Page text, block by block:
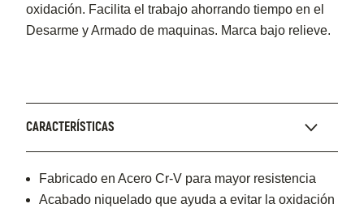
oxidación. Facilita el trabajo ahorrando tiempo en el
Desarme y Armado de maquinas. Marca bajo relieve.
CARACTERÍSTICAS
Fabricado en Acero Cr-V para mayor resistencia
Acabado niquelado que ayuda a evitar la oxidación